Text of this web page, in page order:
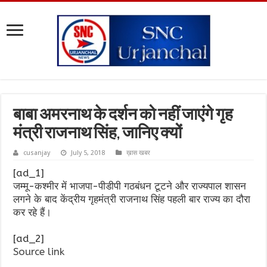
बाबा अमरनाथ के दर्शन को नहीं जाएंगे गृह
मंत्री राजनाथ सिंह, जानिए क्यों
cusanjay July 5, 2018 ख़ास खबर
[ad_1]
जम्मू-कश्मीर में भाजपा-पीडीपी गठबंधन टूटने और राज्यपाल शासन
लगने के बाद केंद्रीय गृहमंत्री राजनाथ सिंह पहली बार राज्य का दौरा
कर रहे हैं।
[ad_2]
Source link